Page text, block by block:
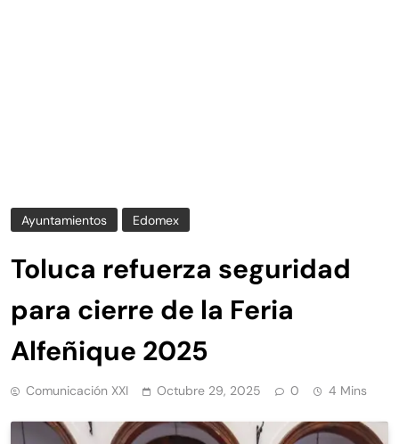
Ayuntamientos Edomex
Toluca refuerza seguridad
para cierre de la Feria
Alfeñique 2025
Comunicación XXI Octubre 29, 2025 0 4 Mins